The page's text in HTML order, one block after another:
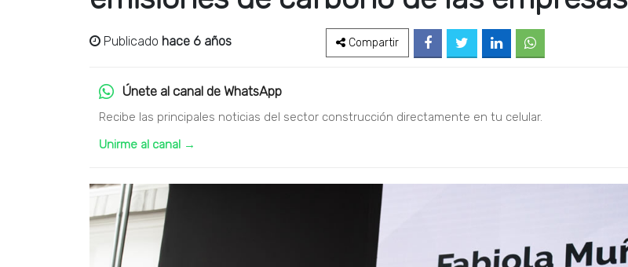
Publicado hace 6 años Compartir
Únete al canal de WhatsApp
Recibe las principales noticias del sector construcción directamente en tu celular.
Unirme al canal →